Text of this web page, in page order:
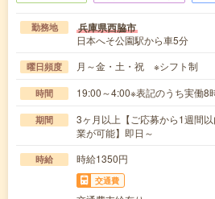
勤務地 兵庫県西脇市
日本へそ公園駅から車5分
曜日頻度 月～金・土・祝 ※シフト制
時間 19:00～4:00※表記のうち実働8
期間
3ヶ月以上【ご応募から1週間
業が可能】即日～
時給 時給1350円
交通費